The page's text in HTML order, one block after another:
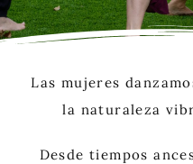
Las mujeres
la naturaleza
Desde tiempos